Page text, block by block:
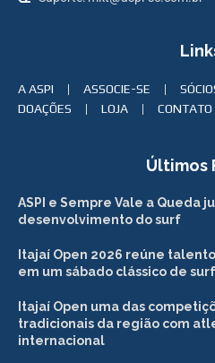
A ASPI ASSOCIE-SE
DOAÇÕES
LOJA CONTATO
Últimos
ASPI e Sempre Vale a Queda
desenvolvimento do surf
Itajaí Open 2026 reúne
em um sábado clássico de surf
Itajaí Open uma das
tradicionais da região com
internacional